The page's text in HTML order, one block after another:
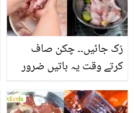
رُک جائیں۔۔ چکن صاف
کرتے وقت یہ باتیں ضرور